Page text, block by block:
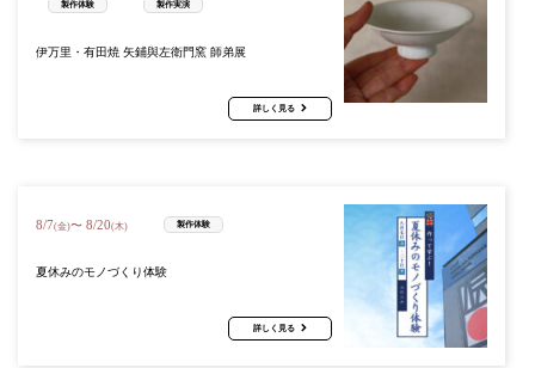
製作体験 製作実演
伊万里・有田焼 矢鋪與左衛門窯 師弟展
詳しく見る
8/7(金)〜 8/20(木) 製作体験
夏休みのモノづくり体験
詳しく見る